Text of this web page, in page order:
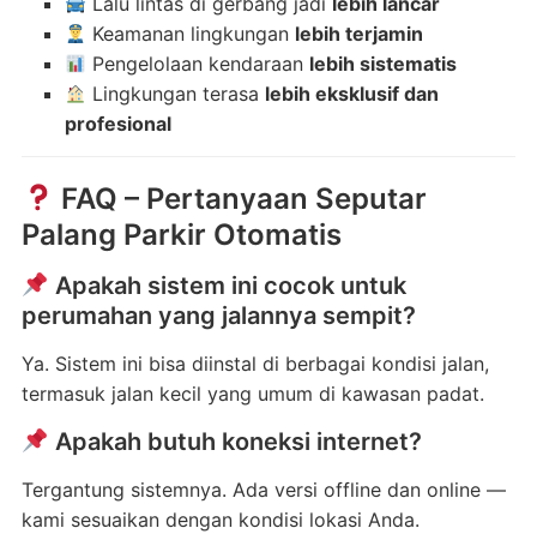
Keamanan lingkungan lebih terjamin
Pengelolaan kendaraan lebih sistematis
Lingkungan terasa lebih eksklusif dan
profesional
FAQ – Pertanyaan Seputar
Palang Parkir Otomatis
Apakah sistem ini cocok untuk
perumahan yang jalannya sempit?
Ya. Sistem ini bisa diinstal di berbagai kondisi jalan,
termasuk jalan kecil yang umum di kawasan padat.
Apakah butuh koneksi internet?
Tergantung sistemnya. Ada versi offline dan online —
kami sesuaikan dengan kondisi lokasi Anda.